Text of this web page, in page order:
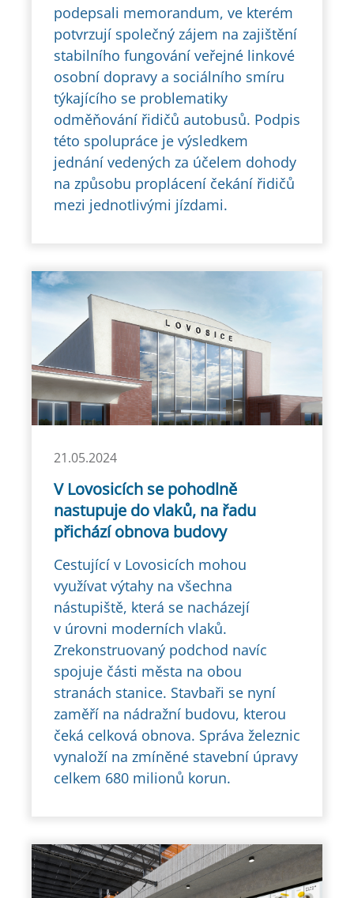
podepsali memorandum, ve kterém
potvrzují společný zájem na zajištění
stabilního fungování veřejné linkové
osobní dopravy a sociálního smíru
týkajícího se problematiky
odměňování řidičů autobusů. Podpis
této spolupráce je výsledkem
jednání vedených za účelem dohody
na způsobu proplácení čekání řidičů
mezi jednotlivými jízdami.
21.05.2024
V Lovosicích se pohodlně
nastupuje do vlaků, na řadu
přichází obnova budovy
Cestující v Lovosicích mohou
využívat výtahy na všechna
nástupiště, která se nacházejí
v úrovni moderních vlaků.
Zrekonstruovaný podchod navíc
spojuje části města na obou
stranách stanice. Stavbaři se nyní
zaměří na nádražní budovu, kterou
čeká celková obnova. Správa železnic
vynaloží na zmíněné stavební úpravy
celkem 680 milionů korun.